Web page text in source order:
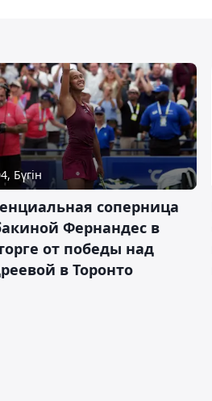
Бүгін
соперница
Фернандес в
от победы над
в Торонто